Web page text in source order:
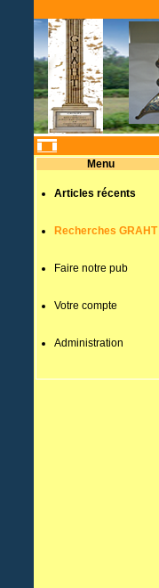
Menu
Articles récents
Recherches GRAHT
Faire notre pub
Votre compte
Administration